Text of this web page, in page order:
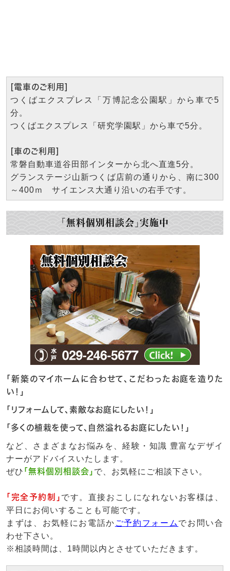
[電車のご利用]
つくばエクスプレス「万博記念公園駅」から車で5
分。
つくばエクスプレス「研究学園駅」から車で5分。
[車のご利用]
常磐自動車道谷田部インターから北へ直進5分。
グランステージ山新つくば店前の通りから、南に300
～400ｍ サイエンス大通り沿いの右手です。
「無料個別相談会」実施中
「新築のマイホームに合わせて、こだわったお庭を造りた
い！」
「リフォームして、素敵なお庭にしたい！」
「多くの植栽を使って、自然溢れるお庭にしたい！」
など、さまざまなお悩みを、経験・知識 豊富なデザイ
ナーがアドバイスいたします。
ぜひ 「無料個別相談会」 で、お気軽にご相談下さい。
「完全予約制」 です。直接おこしになれないお客様は、
平日にお伺いすることも可能です。
まずは、お気軽にお電話か ご予約フォーム でお問い合
わせ下さい。
※相談時間は、1時間以内とさせていただきます。